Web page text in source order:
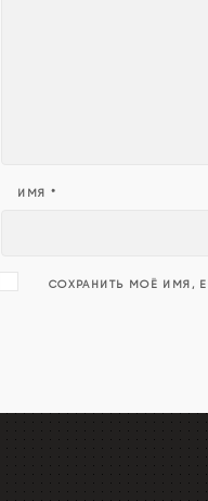
ИМЯ *
СОХРАНИТЬ МОЁ ИМЯ,